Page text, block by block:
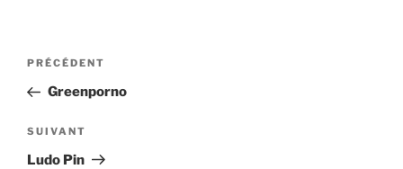
Navigation
l’article
Article
précédent
PRÉCÉDENT
Greenporno
Article
suivant
SUIVANT
Ludo Pin